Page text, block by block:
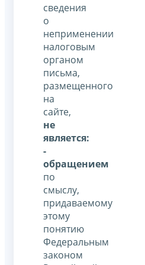
сведения
о
неприменении
налоговым
органом
письма,
размещенного
на
сайте,
не
является:
-
обращением
по
смыслу,
придаваемому
этому
понятию
Федеральным
законом